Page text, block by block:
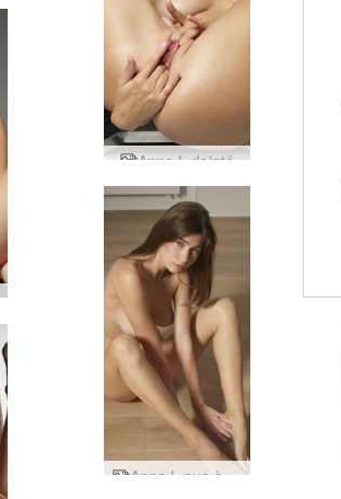
Anna L doigté
Anna L nue à la maison